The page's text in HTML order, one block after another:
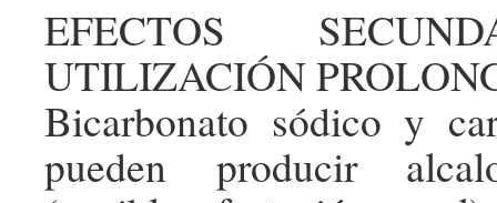
EFECTOS
UTILIZACIÓN
Bicarbonato sódico y
pueden producir